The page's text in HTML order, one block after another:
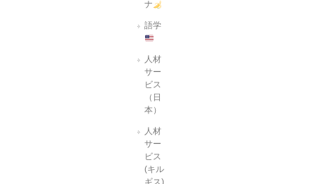
ナ
語学
人材
サー
ビス
（日
本）
人材
サー
ビス
(キル